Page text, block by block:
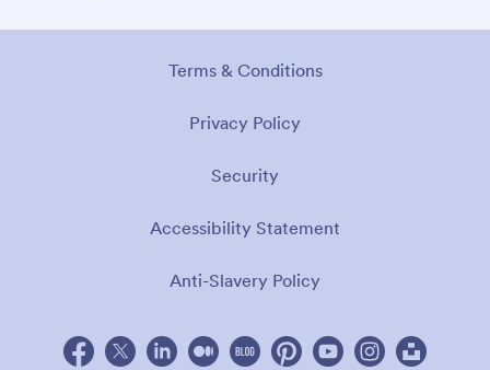
Terms & Conditions
Privacy Policy
Security
Accessibility Statement
Anti-Slavery Policy